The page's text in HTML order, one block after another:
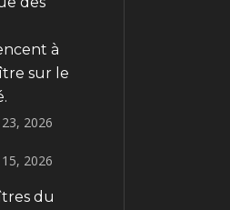
à
sur le
2026
2026
du